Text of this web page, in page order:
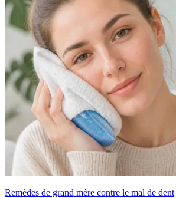
Remèdes de grand mère contre le mal de dent